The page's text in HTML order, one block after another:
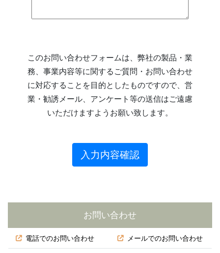
お問い合わせ
電話でのお問い合わせ メールでのお問い合わせ
このお問い合わせフォームは、弊社の製品・業
務、事業内容等に関するご質問・お問い合わせ
に対応することを目的としたものですので、営
業・勧誘メール、アンケート等の送信はご遠慮
いただけますようお願い致します。
入力内容確認